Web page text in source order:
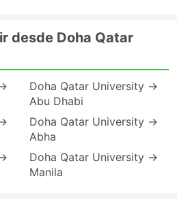
desde Doha Qatar
Doha Qatar University →
Abu Dhabi
Doha Qatar University →
Abha
Doha Qatar University →
Manila